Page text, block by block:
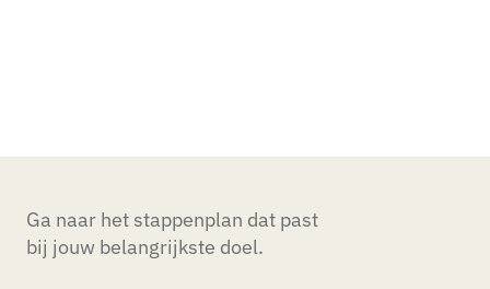
Ga naar het stappenplan dat past
bij jouw belangrijkste doel.